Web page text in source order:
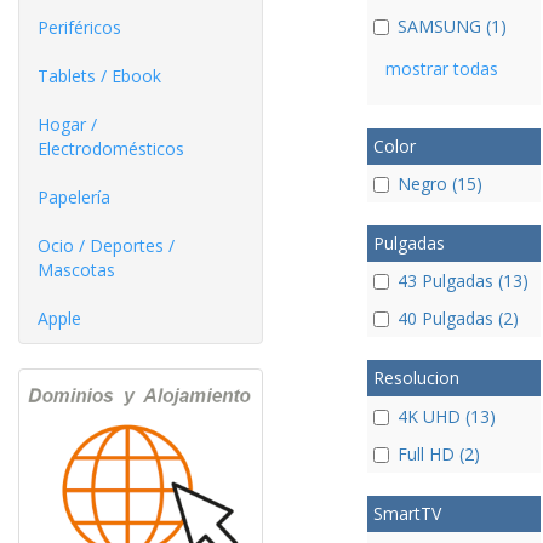
Periféricos
Tablets / Ebook
Hogar /
Electrodomésticos
Papelería
Ocio / Deportes /
Mascotas
Apple
SAMSUNG (1)
mostrar todas
Color
Negro (15)
Pulgadas
43 Pulgadas (13)
40 Pulgadas (2)
Resolucion
4K UHD (13)
Full HD (2)
SmartTV